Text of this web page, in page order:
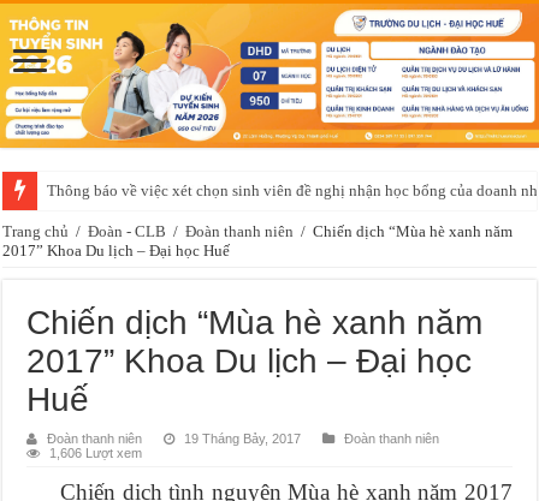
Thông báo về việc xét chọn sinh viên đề nghị nhận học bổng của doanh
Trang chủ / Đoàn - CLB / Đoàn thanh niên / Chiến dịch “Mùa hè xanh năm
2017” Khoa Du lịch – Đại học Huế
Chiến dịch “Mùa hè xanh năm
2017” Khoa Du lịch – Đại học
Huế
Đoàn thanh niên 19 Tháng Bảy, 2017
Đoàn thanh niên
1,606 Lượt xem
Chiến dịch tình nguyện Mùa hè xanh năm 2017